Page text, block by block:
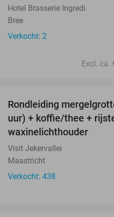
Hotel Brasserie Ingredi
Bree
Verkocht: 2
Excl. ca.
Rondleiding
uur) + koffie/thee +
waxinelichthouder
Visit Jekervallei
Maastricht
Verkocht: 438